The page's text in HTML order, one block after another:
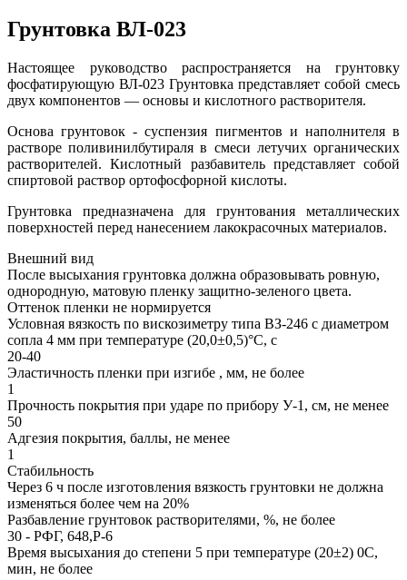
Грунтовка ВЛ-023
Настоящее руководство распространяется на грунтовку
фосфатирующую ВЛ-023 Грунтовка представляет собой смесь
двух компонентов — основы и кислотного растворителя.
Основа грунтовок - суспензия пигментов и наполнителя в
растворе поливинилбутираля в смеси летучих органических
растворителей. Кислотный разбавитель представляет собой
спиртовой раствор ортофосфорной кислоты.
Грунтовка предназначена для грунтования металлических
поверхностей перед нанесением лакокрасочных материалов.
Внешний вид
После высыхания грунтовка должна образовывать ровную,
однородную, матовую пленку защитно-зеленого цвета.
Оттенок пленки не нормируется
Условная вязкость по вискозиметру типа ВЗ-246 с диаметром
сопла 4 мм при температуре (20,0±0,5)°С, с
20-40
Эластичность пленки при изгибе , мм, не более
1
Прочность покрытия при ударе по прибору У-1, см, не менее
50
Адгезия покрытия, баллы, не менее
1
Стабильность
Через 6 ч после изготовления вязкость грунтовки не должна
изменяться более чем на 20%
Разбавление грунтовок растворителями, %, не более
30 - РФГ, 648,Р-6
Время высыхания до степени 5 при температуре (20±2) 0С,
мин, не более